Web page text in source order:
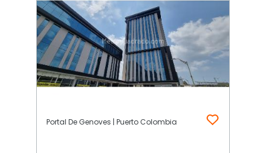
Portal De Genoves | Puerto Colombia